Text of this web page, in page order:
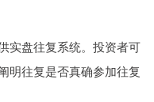
实盘往复系统。投资者可
明往复是否真确参加往复